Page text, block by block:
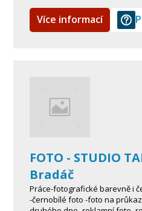
Více informací
FOTO - STUDIO
Bradáč
Práce-fotografické barevně i
-černobílé foto -foto na